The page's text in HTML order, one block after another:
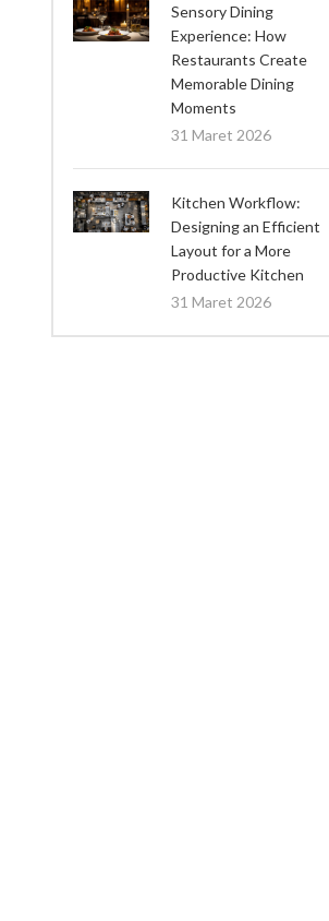
Sensory Dining
Experience: How
Restaurants Create
Memorable Dining
Moments
31 Maret 2026
Kitchen Workflow:
Designing an Efficient
Layout for a More
Productive Kitchen
31 Maret 2026